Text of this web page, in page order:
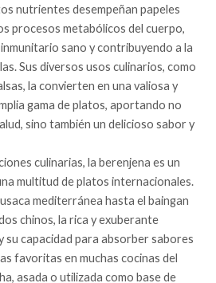
nutrientes desempeñan papeles
procesos metabólicos del cuerpo,
sano y contribuyendo a la
Sus diversos usos culinarios, como
la convierten en una valiosa y
gama de platos, aportando no
sino también un delicioso sabor y
culinarias, la berenjena es un
multitud de platos internacionales.
mediterránea hasta el baingan
chinos, la rica y exuberante
su capacidad para absorber sabores
favoritas en muchas cocinas del
asada o utilizada como base de